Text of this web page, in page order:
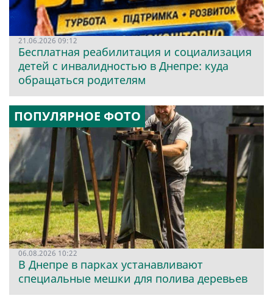
21.06.2026 09:12
Бесплатная реабилитация и социализация
детей с инвалидностью в Днепре: куда
обращаться родителям
ПОПУЛЯРНОЕ ФОТО
06.08.2026 10:22
В Днепре в парках устанавливают
специальные мешки для полива деревьев